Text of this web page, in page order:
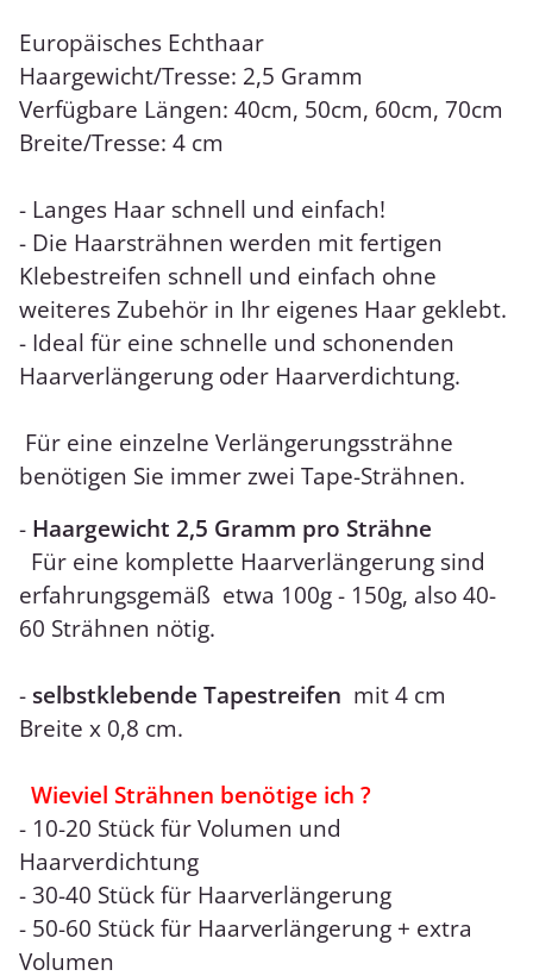
Europäisches Echthaar
Haargewicht/Tresse: 2,5 Gramm
Verfügbare Längen: 40cm, 50cm, 60cm, 70cm
Breite/Tresse: 4 cm
- Langes Haar schnell und einfach!
- Die Haarsträhnen werden mit fertigen
Klebestreifen schnell und einfach ohne
weiteres Zubehör in Ihr eigenes Haar geklebt.
- Ideal für eine schnelle und schonenden
Haarverlängerung oder Haarverdichtung.
Für eine einzelne Verlängerungssträhne
benötigen Sie immer zwei Tape-Strähnen.
- Haargewicht 2,5 Gramm pro Strähne
Für eine komplette Haarverlängerung sind
erfahrungsgemäß etwa 100g - 150g, also 40-
60 Strähnen nötig.
- selbstklebende Tapestreifen mit 4 cm
Breite x 0,8 cm.
Wieviel Strähnen benötige ich ?
- 10-20 Stück für Volumen und
Haarverdichtung
- 30-40 Stück für Haarverlängerung
- 50-60 Stück für Haarverlängerung + extra
Volumen